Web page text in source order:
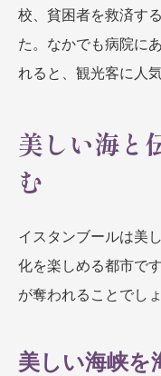
校、貧困者を救済す
た。なかでも病院に
れると、観光客に人
美しい海と
む
イスタンブールは美
化を楽しめる都市で
が奪われることでしょ
美しい海峡を